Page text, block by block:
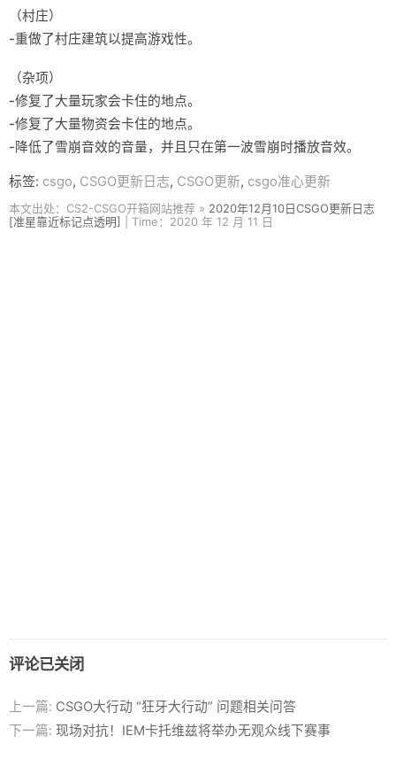
（村庄）
-重做了村庄建筑以提高游戏性。
（杂项）
-修复了大量玩家会卡住的地点。
-修复了大量物资会卡住的地点。
-降低了雪崩音效的音量，并且只在第一波雪崩时播放音效。
标签: csgo, CSGO更新日志, CSGO更新, csgo准心更新
本文出处：CS2-CSGO开箱网站推荐 » 2020年12月10日CSGO更新日志
[准星靠近标记点透明]
| Time：2020 年 12 月 11 日
评论已关闭
上一篇: CSGO大行动 “狂牙大行动” 问题相关问答
下一篇: 现场对抗！IEM卡托维兹将举办无观众线下赛事